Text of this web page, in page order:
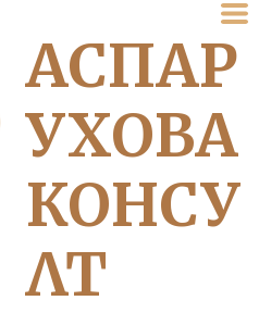
АСПАР
УХОВА
КОНСУ
ЛТ